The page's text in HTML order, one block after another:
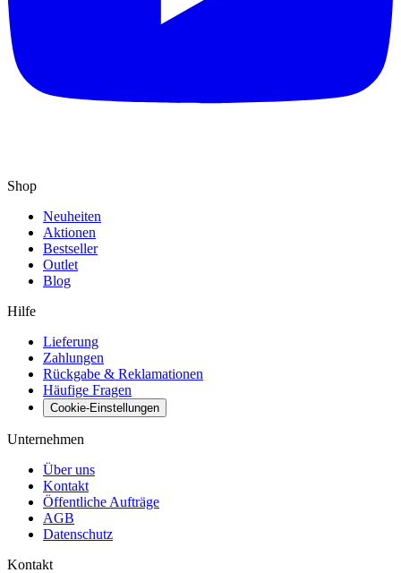
Shop
Neuheiten
Aktionen
Bestseller
Outlet
Blog
Hilfe
Lieferung
Zahlungen
Rückgabe & Reklamationen
Häufige Fragen
Cookie-Einstellungen
Unternehmen
Über uns
Kontakt
Öffentliche Aufträge
AGB
Datenschutz
Kontakt